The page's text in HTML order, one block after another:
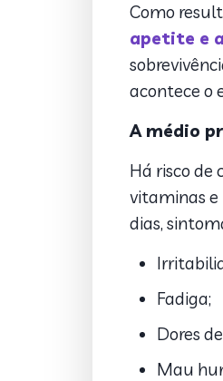
Como
apetite e
acontece o
A médio
Há risco
vitaminas e
dias,
Fadiga;
Dores
Mau